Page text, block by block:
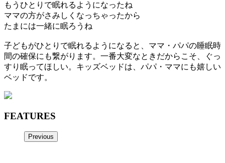
もうひとりで眠れるようになったね
ママの方がさみしくなっちゃったから
たまには一緒に眠ろうね
子どもがひとりで眠れるようになると、ママ・パパの睡眠時
間の確保にも繋がります。一番大変なときだからこそ、ぐっ
すり眠ってほしい。キッズベッドは、パパ・ママにも嬉しい
ベッドです。
FEATURES
Previous